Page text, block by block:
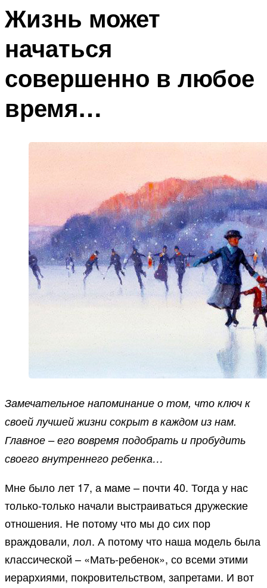
Жизнь может
начаться
совершенно в любое
время…
Замечательное напоминание о том, что ключ к
своей лучшей жизни сокрыт в каждом из нам.
Главное – его вовремя подобрать и пробудить
своего внутреннего ребенка…
Мне было лет 17, а маме – почти 40. Тогда у нас
только-только начали выстраиваться дружеские
отношения. Не потому что мы до сих пор
враждовали, лол. А потому что наша модель была
классической – «Мать-ребенок», со всеми этими
иерархиями, покровительством, запретами. И вот